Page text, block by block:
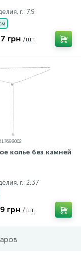
г.: 7,9
грн /шт.
колье без камней
г.: 2,37
грн /шт.